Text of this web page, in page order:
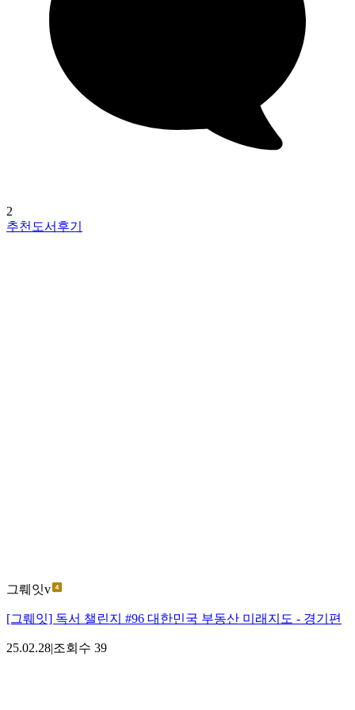
2
추천도서후기
그뤠잇v
[그뤠잇] 독서 챌린지 #96 대한민국 부동산 미래지도 - 경기편
25.02.28|조회수 39